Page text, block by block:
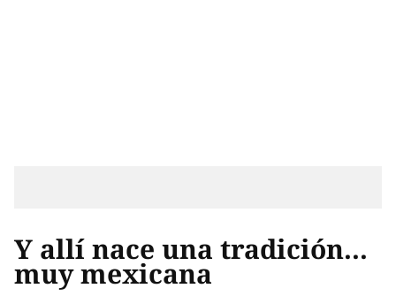
Y allí nace una tradición...
muy mexicana